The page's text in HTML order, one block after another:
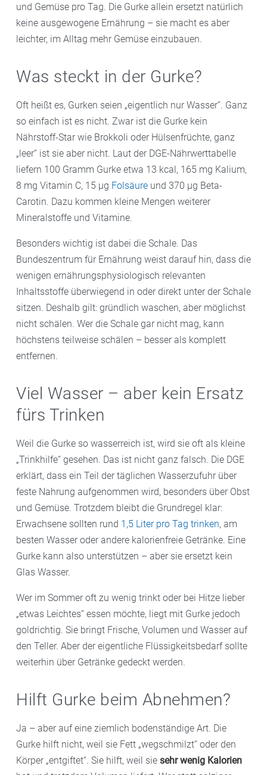
und Gemüse pro Tag. Die Gurke allein ersetzt natürlich
keine ausgewogene Ernährung – sie macht es aber
leichter, im Alltag mehr Gemüse einzubauen.
Was steckt in der Gurke?
Oft heißt es, Gurken seien „eigentlich nur Wasser“. Ganz
so einfach ist es nicht. Zwar ist die Gurke kein
Nährstoff-Star wie Brokkoli oder Hülsenfrüchte, ganz
„leer“ ist sie aber nicht. Laut der DGE-Nährwerttabelle
liefern 100 Gramm Gurke etwa 13 kcal, 165 mg Kalium,
8 mg Vitamin C, 15 µg Folsäure und 370 µg Beta-
Carotin. Dazu kommen kleine Mengen weiterer
Mineralstoffe und Vitamine.
Besonders wichtig ist dabei die Schale. Das
Bundeszentrum für Ernährung weist darauf hin, dass die
wenigen ernährungsphysiologisch relevanten
Inhaltsstoffe überwiegend in oder direkt unter der Schale
sitzen. Deshalb gilt: gründlich waschen, aber möglichst
nicht schälen. Wer die Schale gar nicht mag, kann
höchstens teilweise schälen – besser als komplett
entfernen.
Viel Wasser – aber kein Ersatz
fürs Trinken
Weil die Gurke so wasserreich ist, wird sie oft als kleine
„Trinkhilfe“ gesehen. Das ist nicht ganz falsch. Die DGE
erklärt, dass ein Teil der täglichen Wasserzufuhr über
feste Nahrung aufgenommen wird, besonders über Obst
und Gemüse. Trotzdem bleibt die Grundregel klar:
Erwachsene sollten rund 1,5 Liter pro Tag trinken, am
besten Wasser oder andere kalorienfreie Getränke. Eine
Gurke kann also unterstützen – aber sie ersetzt kein
Glas Wasser.
Wer im Sommer oft zu wenig trinkt oder bei Hitze lieber
„etwas Leichtes“ essen möchte, liegt mit Gurke jedoch
goldrichtig. Sie bringt Frische, Volumen und Wasser auf
den Teller. Aber der eigentliche Flüssigkeitsbedarf sollte
weiterhin über Getränke gedeckt werden.
Hilft Gurke beim Abnehmen?
Ja – aber auf eine ziemlich bodenständige Art. Die
Gurke hilft nicht, weil sie Fett „wegschmilzt“ oder den
Körper „entgiftet“. Sie hilft, weil sie sehr wenig Kalorien